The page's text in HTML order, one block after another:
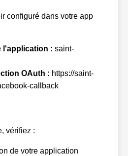
configuré dans votre app
l'application : saint-
OAuth : https://saint-
callback
vérifiez :
de votre application